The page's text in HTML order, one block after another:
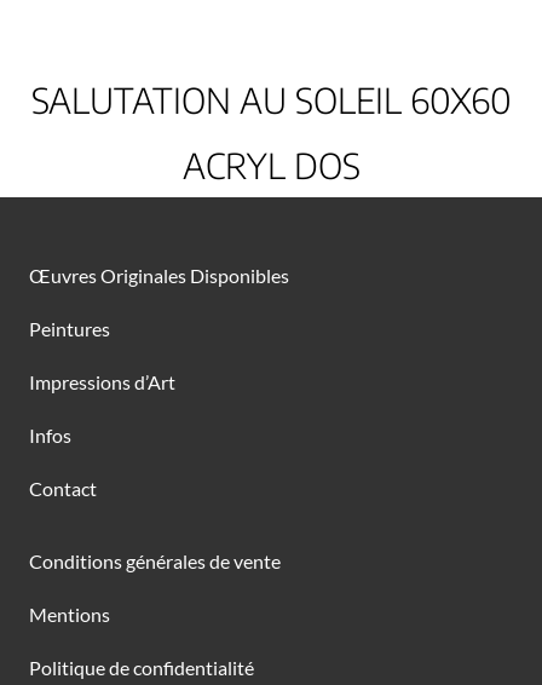
SALUTATION AU SOLEIL 60X60
ACRYL DOS
Œuvres Originales Disponibles
Peintures
Impressions d’Art
Infos
Contact
Conditions générales de vente
Mentions
Politique de confidentialité